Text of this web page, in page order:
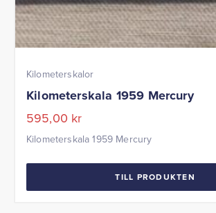
Kilometerskalor
Kilometerskala 1959 Mercury
595,00 kr
Kilometerskala 1959 Mercury
TILL PRODUKTEN